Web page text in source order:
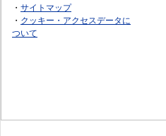
・ サイトマップ
・ クッキー・アクセスデータに
ついて